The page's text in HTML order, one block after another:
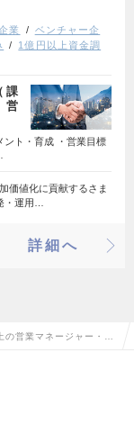
業
ベンチャー企
1億円以上資金調
課
営
ント・育成 ・営業目標
価値化に貢献するさま
・運用…
詳細へ
営業マネージャー・管